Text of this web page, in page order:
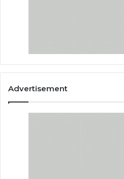
Advertisement